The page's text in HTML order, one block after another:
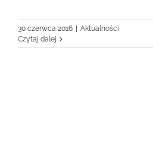
30 czerwca 2016
Aktualności
Czytaj dalej